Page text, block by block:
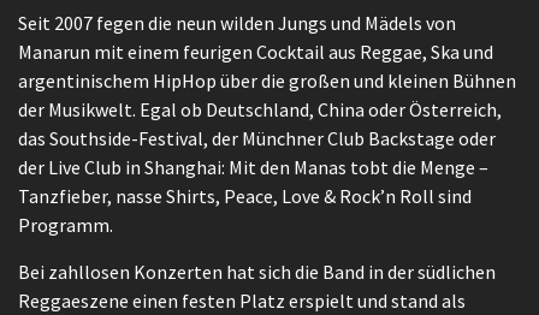
Seit 2007 fegen die neun wilden Jungs und Mädels von
Manarun mit einem feurigen Cocktail aus Reggae, Ska und
argentinischem HipHop über die großen und kleinen Bühnen
der Musikwelt. Egal ob Deutschland, China oder Österreich,
das Southside-Festival, der Münchner Club Backstage oder
der Live Club in Shanghai: Mit den Manas tobt die Menge –
Tanzfieber, nasse Shirts, Peace, Love & Rock’n Roll sind
Programm.
Bei zahllosen Konzerten hat sich die Band in der südlichen
Reggaeszene einen festen Platz erspielt und stand als